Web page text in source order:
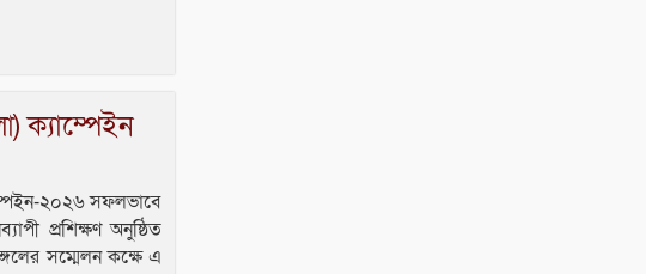
ক্যাম্পেইন
২০২৬ সফলভাবে
প্রশিক্ষণ অনুষ্ঠিত
সম্মেলন কক্ষে এ